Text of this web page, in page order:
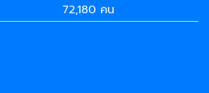
72,180 คน